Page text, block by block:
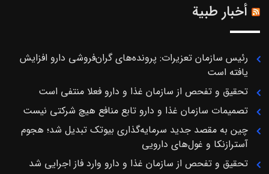
أخبار طبية
رئیس سازمان تعزیرات: پرونده‌های گران‌فروشی دارو افزایش
یافته است
تحقیق و تفحص از سازمان غذا و دارو فعلا منتفی است
تصمیمات سازمان غذا و دارو تابع منافع هیچ شرکتی نیست
چین به مقصد جدید سرمایه‌گذاری بیوتک تبدیل شد؛ هجوم
آسترازنکا و غول‌های دارویی
تحقیق و تفحص از سازمان غذا و دارو وارد فاز اجرایی شد